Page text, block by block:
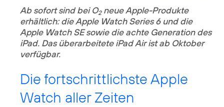
Ab sofort sindbei O2neue Apple-Produkte
erhältlich: die Apple Watch Series 6 und die
Apple Watch SE sowie die achte Generation des
iPad. Das überarbeitete iPad Air istab Oktober
verfügbar.
Die fortschrittlichste Apple
Watch aller Zeiten